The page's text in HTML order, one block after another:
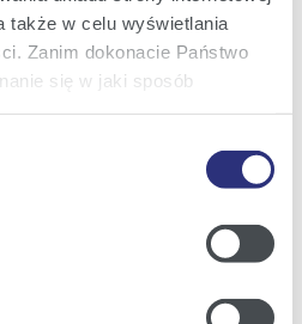
także w celu wyświetlania
Zanim dokonacie Państwo
się w jaki sposób
ten temat znajdziecie
Polityce
rodzajów plików